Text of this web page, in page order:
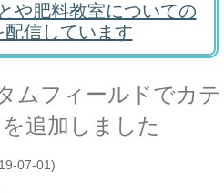
や肥料教室についての
配信しています
ムフィールドでカテ
追加しました
07-01)